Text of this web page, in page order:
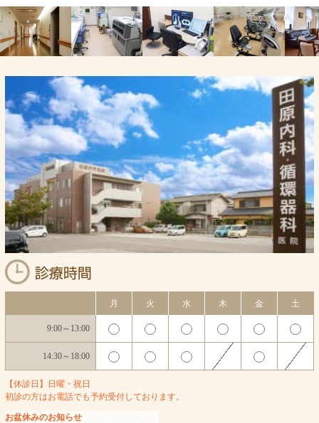
月 火 水 木 金 土
9:00～13:00
14:30～18:00
【休診日】日曜・祝日
初診の方はお電話でも予約受付しております。
お盆休みのお知らせ